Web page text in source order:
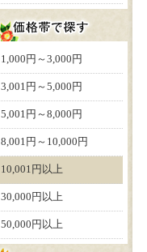
1,000円～3,000円
3,001円～5,000円
5,001円～8,000円
8,001円～10,000円
10,001円以上
30,000円以上
50,000円以上